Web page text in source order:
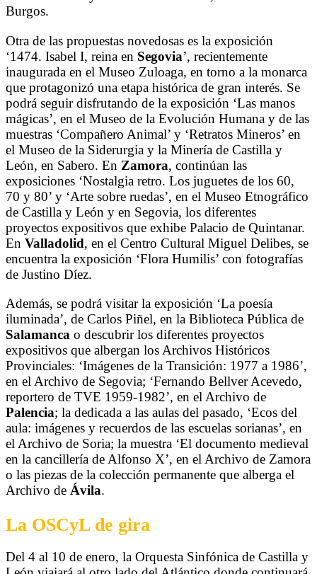
Burgos.
Otra de las propuestas novedosas es la exposición
‘1474. Isabel I, reina en Segovia’, recientemente
inaugurada en el Museo Zuloaga, en torno a la monarca
que protagonizó una etapa histórica de gran interés. Se
podrá seguir disfrutando de la exposición ‘Las manos
mágicas’, en el Museo de la Evolución Humana y de las
muestras ‘Compañero Animal’ y ‘Retratos Mineros’ en
el Museo de la Siderurgia y la Minería de Castilla y
León, en Sabero. En Zamora, continúan las
exposiciones ‘Nostalgia retro. Los juguetes de los 60,
70 y 80’ y ‘Arte sobre ruedas’, en el Museo Etnográfico
de Castilla y León y en Segovia, los diferentes
proyectos expositivos que exhibe Palacio de Quintanar.
En Valladolid, en el Centro Cultural Miguel Delibes, se
encuentra la exposición ‘Flora Humilis’ con fotografías
de Justino Díez.
Además, se podrá visitar la exposición ‘La poesía
iluminada’, de Carlos Piñel, en la Biblioteca Pública de
Salamanca o descubrir los diferentes proyectos
expositivos que albergan los Archivos Históricos
Provinciales: ‘Imágenes de la Transición: 1977 a 1986’,
en el Archivo de Segovia; ‘Fernando Bellver Acevedo,
reportero de TVE 1959-1982’, en el Archivo de
Palencia; la dedicada a las aulas del pasado, ‘Ecos del
aula: imágenes y recuerdos de las escuelas sorianas’, en
el Archivo de Soria; la muestra ‘El documento medieval
en la cancillería de Alfonso X’, en el Archivo de Zamora
o las piezas de la colección permanente que alberga el
Archivo de Ávila.
La OSCyL de gira
Del 4 al 10 de enero, la Orquesta Sinfónica de Castilla y